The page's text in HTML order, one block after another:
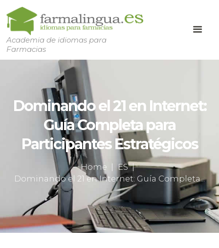
Academia de idiomas para
Farmacias
Dominando el 21 en Internet:
Guía Completa para
Participantes Estratégicos
Home
ES
Dominando el 21 en Internet: Guía Completa...